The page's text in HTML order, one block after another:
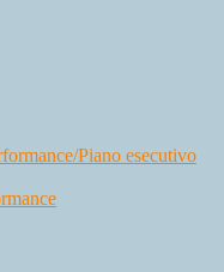
Piano esecutivo